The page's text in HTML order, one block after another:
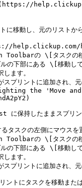
に移動し、元のリストか
hc/
の \[タスクの移
下部にある \[移動して
ます。
プリントに追加され、
保持したままスプリン
スクの左側にマウスを
の \[タスクの移
下部にある \[移動して
ます。
プリントに追加され、元
リントにタスクを移